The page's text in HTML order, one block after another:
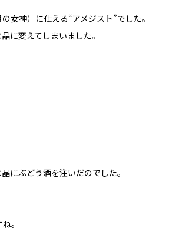
女神）に仕える“アメジスト”でした。
に変えてしまいました。
にぶどう酒を注いだのでした。
。